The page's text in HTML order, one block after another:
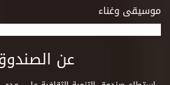
موسيقى وغناء
عن